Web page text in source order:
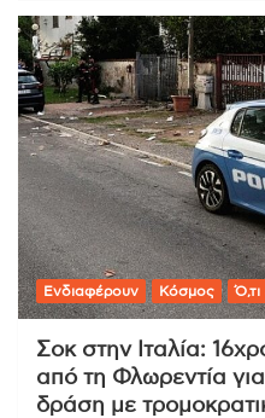
Ενδιαφέρουν Κόσμος Ό,τι
Σοκ στην Ιταλία:
από τη Φλωρεντία
δράση με